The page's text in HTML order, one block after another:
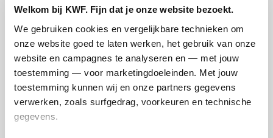
Welkom bij KWF. Fijn dat je onze website bezoekt.
We gebruiken cookies en vergelijkbare technieken om
onze website goed te laten werken, het gebruik van onze
website en campagnes te analyseren en — met jouw
toestemming — voor marketingdoeleinden. Met jouw
toestemming kunnen wij en onze partners gegevens
verwerken, zoals surfgedrag, voorkeuren en technische
gegevens.
Gerwin's badges